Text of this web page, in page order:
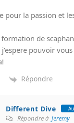
pour la passion et
de
pouvoir
Répondre
Different Dive
Répondre à Jeremy